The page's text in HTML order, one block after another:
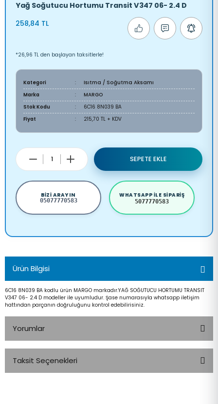
Yağ Soğutucu Hortumu Transit V347 06- 2.4 D
258,84 TL
*26,96 TL den başlayan taksitlerle!
Kategori
Isıtma / Soğutma Aksamı
Marka
MARGO
Stok Kodu
6C16 8N039 BA
Fiyat
215,70 TL + KDV
SEPETE EKLE
BIZI ARAYIN
05077770583
WHATSAPP ILE SIPARIŞ
5077770583
Ürün Bilgisi
6C16 8N039 BA kodlu ürün MARGO markadır.YAĞ SOĞUTUCU HORTUMU TRANSIT
V347 06- 2.4 D modeller ile uyumludur. Şase numarasıyla whatsapp iletişim
hattından parçanın doğruluğunu kontrol edebilirisiniz.
Yorumlar
Taksit Seçenekleri